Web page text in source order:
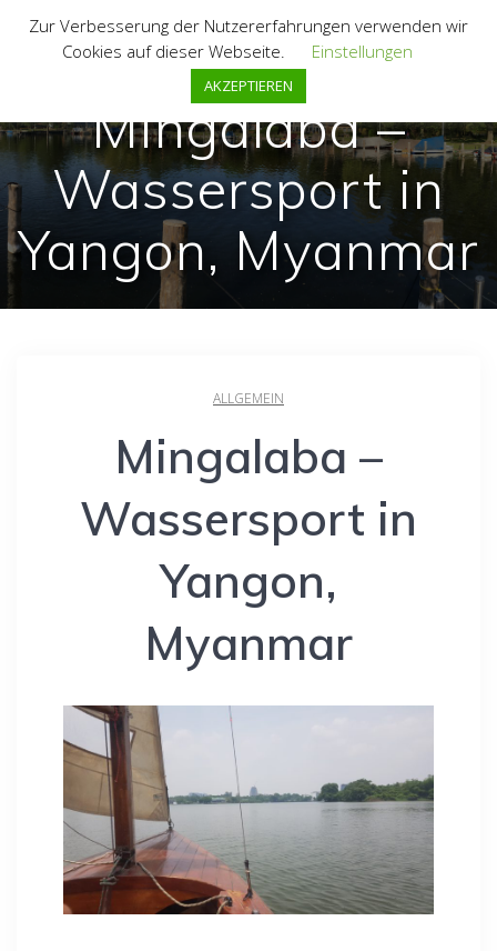
Inhalt
springen
Mingalaba –
Wassersport in
Yangon, Myanmar
ALLGEMEIN
Mingalaba –
Wassersport in
Yangon,
Myanmar
Zur Verbesserung der Nutzererfahrungen verwenden wir
Cookies auf dieser Webseite.
Einstellungen
AKZEPTIEREN